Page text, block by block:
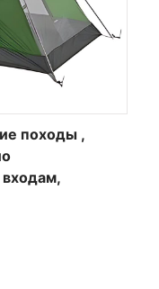
походы ,
входам,